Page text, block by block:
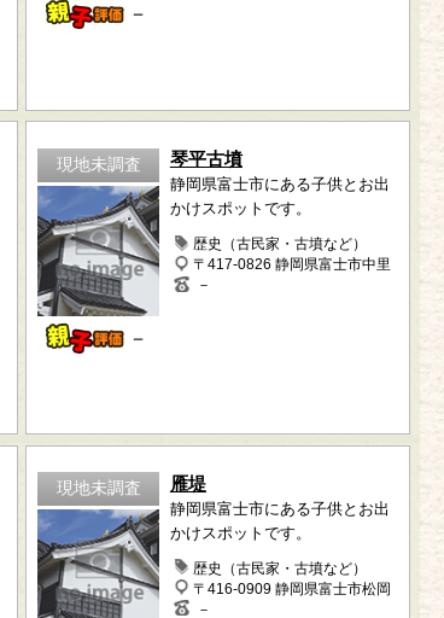
－
現地未調査
－
琴平古墳
静岡県富士市にある子供とお出
かけスポットです。
歴史（古民家・古墳など）
〒417-0826 静岡県富士市中里
－
現地未調査 雁堤
静岡県富士市にある子供とお出
かけスポットです。
歴史（古民家・古墳など）
〒416-0909 静岡県富士市松岡
－